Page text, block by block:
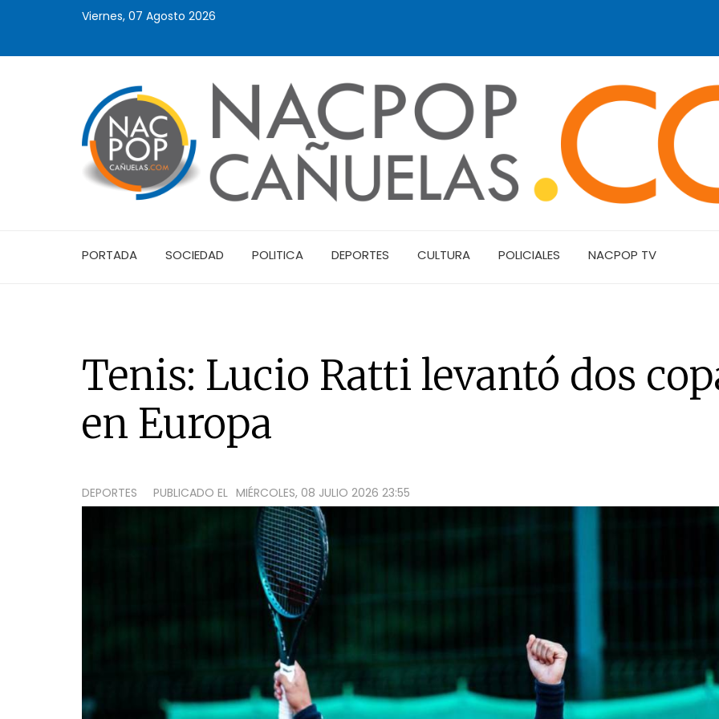
Viernes, 07 Agosto 2026
PORTADA SOCIEDAD POLITICA DEPORTES CULTURA POLICIALES NACPOP TV
Tenis: Lucio Ratti levantó dos
en Europa
DEPORTES PUBLICADO EL MIÉRCOLES, 08 JULIO 2026 23:55